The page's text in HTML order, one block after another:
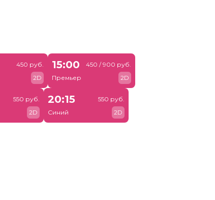
450 руб.
2D
15:00
Премьер
450 / 900 руб.
2D
550 руб.
2D
20:15
Синий
550 руб.
2D